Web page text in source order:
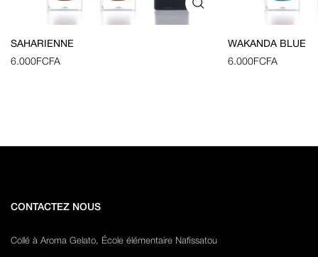
SAHARIENNE
6.000FCFA
WAKANDA BLUE
6.000FCFA
CONTACTEZ NOUS
Collé à Aroma Gelato, École élémentaire Nafissatou